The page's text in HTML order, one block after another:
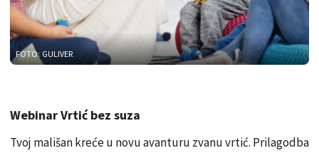
FOTO: GULIVER
Webinar Vrtić bez suza
Tvoj mališan kreće u novu avanturu zvanu vrtić. Prilagodba